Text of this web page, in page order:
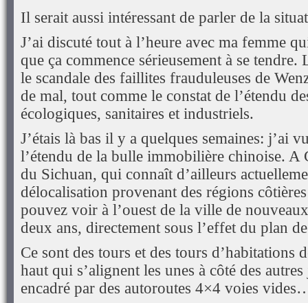
Il serait aussi intéressant de parler de la
J’ai discuté tout à l’heure avec ma femme
que ça commence sérieusement à se tendre.
le scandale des faillites frauduleuses de
de mal, tout comme le constat de l’étendu
écologiques, sanitaires et industriels.
J’étais là bas il y a quelques semaines: j’ai
l’étendu de la bulle immobilière chinoise. A
du Sichuan, qui connaît d’ailleurs
délocalisation provenant des régions
pouvez voir à l’ouest de la ville de
deux ans, directement sous l’effet du plan
Ce sont des tours et des tours d’habitations
haut qui s’alignent les unes à côté des
encadré par des autoroutes 4×4 voies